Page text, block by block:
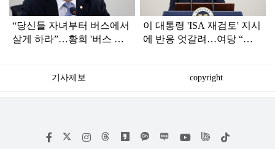
“당신들 자녀부터 버스에서
살게 하라”…황희 '버스 하
이 대통령 'ISA 재검토' 지시
에 반응 엇갈려…여당 “적
기사제보 copyright
페
인
위
틱